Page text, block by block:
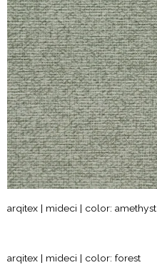
arqitex | mideci | color: amethyst
arqitex | mideci | color: forest